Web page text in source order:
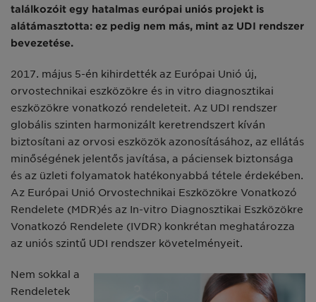
találkozóit egy hatalmas európai uniós projekt is
alátámasztotta: ez pedig nem más, mint az UDI rendszer
bevezetése.
2017. május 5-én kihirdették az Európai Unió új,
orvostechnikai eszközökre és in vitro diagnosztikai
eszközökre vonatkozó rendeleteit. Az UDI rendszer
globális szinten harmonizált keretrendszert kíván
biztosítani az orvosi eszközök azonosításához, az ellátás
minőségének jelentős javítása, a páciensek biztonsága
és az üzleti folyamatok hatékonyabbá tétele érdekében.
Az Európai Unió Orvostechnikai Eszközökre Vonatkozó
Rendelete (MDR)és az In-vitro Diagnosztikai Eszközökre
Vonatkozó Rendelete (IVDR) konkrétan meghatározza
az uniós szintű UDI rendszer követelményeit.
Nem sokkal a
Rendeletek